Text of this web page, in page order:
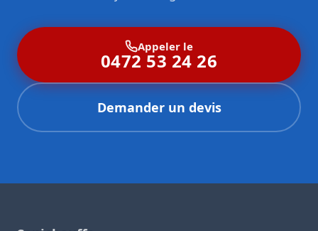
Appeler le
0472 53 24 26
Demander un devis